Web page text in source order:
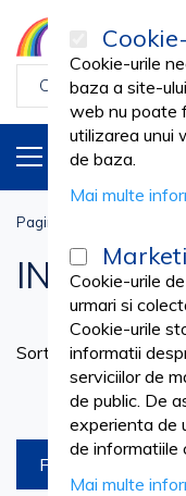
PRODUSE
Pagina principala
Sortare dupa
FILTREAZA
Cookie-urile
baza a site-
web nu poate
utilizarea unui
de baza.
Mai multe
Cookie-urile
urmari si
Cookie-urile
informatii
serviciilor de
de public. De
experienta de
de informatiile
Mai multe